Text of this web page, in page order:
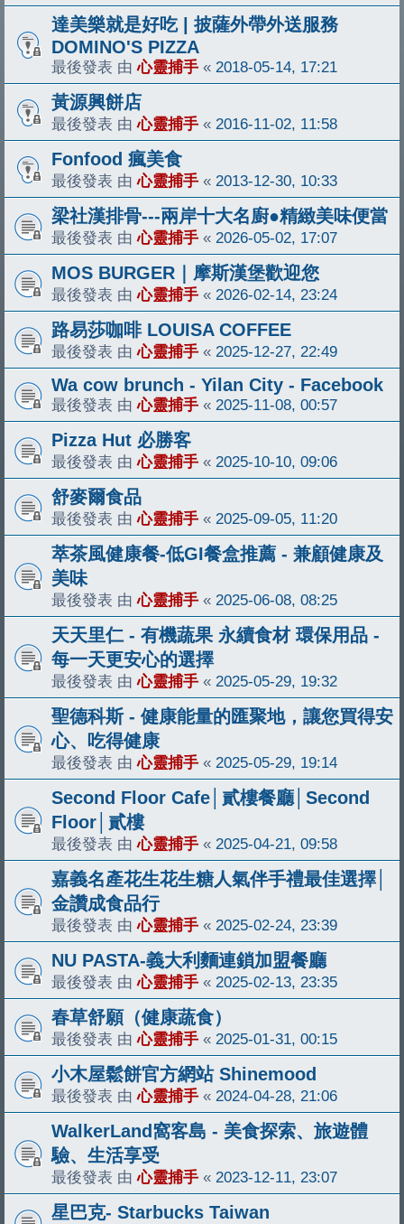
達美樂就是好吃 | 披薩外帶外送服務
DOMINO'S PIZZA
最後發表 由心靈捕手 « 2018-05-14, 17:21
黃源興餅店
最後發表 由心靈捕手 « 2016-11-02, 11:58
Fonfood 瘋美食
最後發表 由心靈捕手 « 2013-12-30, 10:33
梁社漢排骨---兩岸十大名廚●精緻美味便當
最後發表 由心靈捕手 « 2026-05-02, 17:07
MOS BURGER｜摩斯漢堡歡迎您
最後發表 由心靈捕手 « 2026-02-14, 23:24
路易莎咖啡 LOUISA COFFEE
最後發表 由心靈捕手 « 2025-12-27, 22:49
Wa cow brunch - Yilan City - Facebook
最後發表 由心靈捕手 « 2025-11-08, 00:57
Pizza Hut 必勝客
最後發表 由心靈捕手 « 2025-10-10, 09:06
舒麥爾食品
最後發表 由心靈捕手 « 2025-09-05, 11:20
萃茶風健康餐-低GI餐盒推薦 - 兼顧健康及
美味
最後發表 由心靈捕手 « 2025-06-08, 08:25
天天里仁 - 有機蔬果 永續食材 環保用品 -
每一天更安心的選擇
最後發表 由心靈捕手 « 2025-05-29, 19:32
聖德科斯 - 健康能量的匯聚地，讓您買得安
心、吃得健康
最後發表 由心靈捕手 « 2025-05-29, 19:14
Second Floor Cafe│貳樓餐廳│Second
Floor│貳樓
最後發表 由心靈捕手 « 2025-04-21, 09:58
嘉義名產花生花生糖人氣伴手禮最佳選擇│
金讚成食品行
最後發表 由心靈捕手 « 2025-02-24, 23:39
NU PASTA-義大利麵連鎖加盟餐廳
最後發表 由心靈捕手 « 2025-02-13, 23:35
春草舒願（健康蔬食）
最後發表 由心靈捕手 « 2025-01-31, 00:15
小木屋鬆餅官方網站 Shinemood
最後發表 由心靈捕手 « 2024-04-28, 21:06
WalkerLand窩客島 - 美食探索、旅遊體
驗、生活享受
最後發表 由心靈捕手 « 2023-12-11, 23:07
星巴克- Starbucks Taiwan